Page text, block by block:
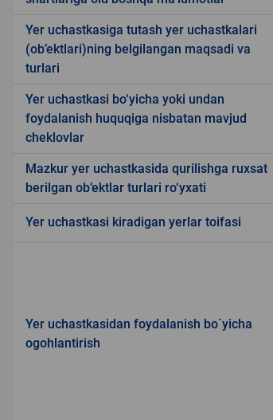
Yer uchastkasiga tutash yer uchastkalari
(ob’ektlari)ning belgilangan maqsadi va
turlari
Yer uchastkasi bo‘yicha yoki undan
foydalanish huquqiga nisbatan mavjud
cheklovlar
Mazkur yer uchastkasida qurilishga ruxsat
berilgan ob’ektlar turlari ro‘yxati
Yer uchastkasi kiradigan yerlar toifasi
Yer uchastkasidan foydalanish bo`yicha
ogohlantirish